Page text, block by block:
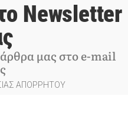
Newsletter
μας στο e-mail
ΑΠΟΡΡΗΤΟΥ